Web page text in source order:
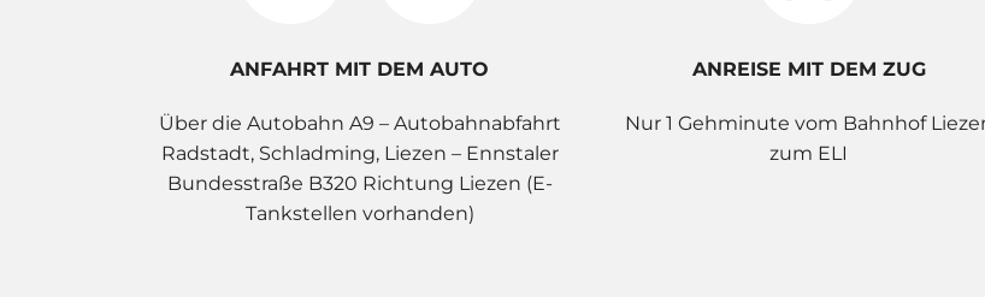
ANFAHRT MIT DEM AUTO
Über die Autobahn A9 – Autobahnabfahrt
Radstadt, Schladming, Liezen – Ennstaler
Bundesstraße B320 Richtung Liezen (E-
Tankstellen vorhanden)
ANREISE MIT DEM ZUG
Nur 1 Gehminute vom Bahnhof
zum ELI